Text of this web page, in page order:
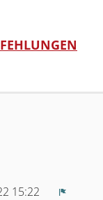
15:22